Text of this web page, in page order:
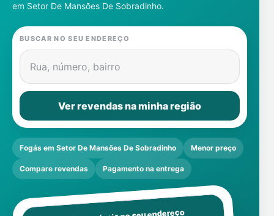
Gás
Contatos
em Setor De Mansões De Sobradinho.
BUSCAR NO SEU ENDEREÇO
Rua, número, bairro
Ver revendas na minha região
Fogás em Setor De Mansões De Sobradinho Menor preço
Compare revendas Pagamento na entrega